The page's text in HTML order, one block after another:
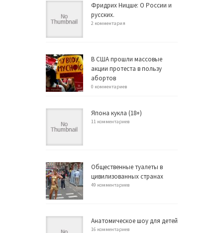
Фридрих Ницше: О России и
русских.
2 комментария
В США прошли массовые
акции протеста в пользу
абортов
0 комментариев
Япона кукла (18+)
11 комментариев
Общественные туалеты в
цивилизованных странах
49 комментариев
Анатомическое шоу для детей
16 комментариев